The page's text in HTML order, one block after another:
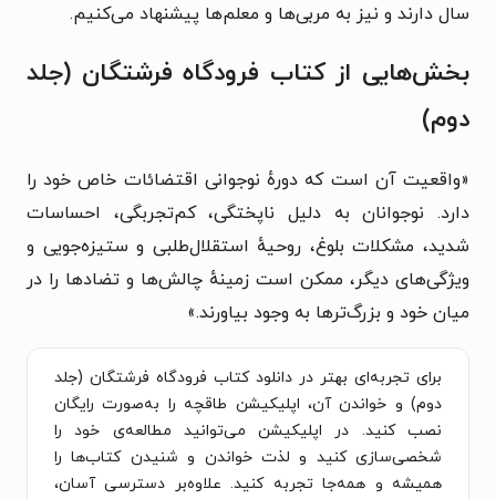
سال دارند و نیز به مربی‌ها و معلم‌ها پیشنهاد می‌کنیم.
بخش‌هایی از کتاب فرودگاه فرشتگان (جلد
دوم)
«واقعیت آن است که دورهٔ نوجوانی اقتضائات خاص خود را
دارد. نوجوانان به دلیل ناپختگی، کم‌تجربگی، احساسات
شدید، مشکلات بلوغ، روحیهٔ استقلال‌طلبی و ستیزه‌جویی و
ویژگی‌های دیگر، ممکن است زمینهٔ چالش‌ها و تضادها را در
میان خود و بزرگ‌ترها به وجود بیاورند.»
برای تجربه‌ای بهتر در دانلود کتاب فرودگاه فرشتگان (جلد
دوم) و خواندن آن، اپلیکیشن طاقچه را به‌صورت رایگان
نصب کنید. در اپلیکیشن می‌توانید مطالعه‌ی خود را
شخصی‌سازی کنید و لذت خواندن و شنیدن کتاب‌ها را
همیشه و همه‌جا تجربه کنید. علاوه‌بر دسترسی آسان،